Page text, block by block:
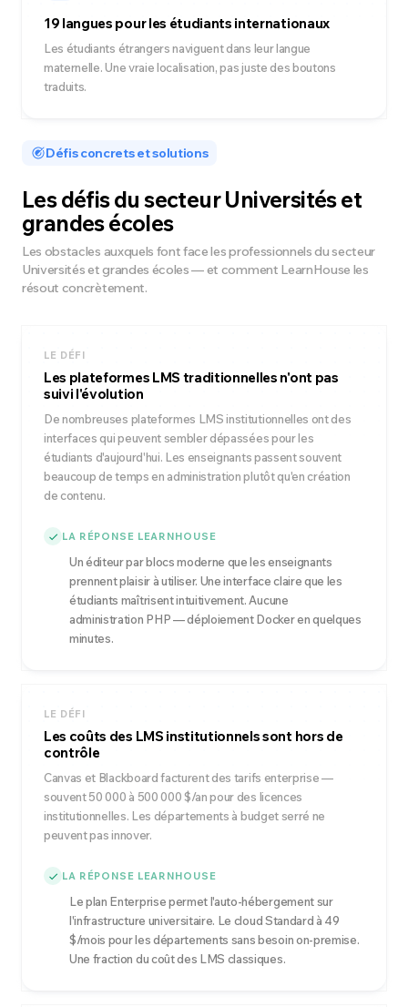
19 langues pour les étudiants internationaux
Les étudiants étrangers naviguent dans leur langue
maternelle. Une vraie localisation, pas juste des boutons
traduits.
Défis concrets et solutions
Les défis du secteur Universités et
grandes écoles
Les obstacles auxquels font face les professionnels du secteur
Universités et grandes écoles — et comment LearnHouse les
résout concrètement.
LE DÉFI
Les plateformes LMS traditionnelles n'ont pas
suivi l'évolution
De nombreuses plateformes LMS institutionnelles ont des
interfaces qui peuvent sembler dépassées pour les
étudiants d'aujourd'hui. Les enseignants passent souvent
beaucoup de temps en administration plutôt qu'en création
de contenu.
LA RÉPONSE LEARNHOUSE
Un éditeur par blocs moderne que les enseignants
prennent plaisir à utiliser. Une interface claire que les
étudiants maîtrisent intuitivement. Aucune
administration PHP — déploiement Docker en quelques
minutes.
LE DÉFI
Les coûts des LMS institutionnels sont hors de
contrôle
Canvas et Blackboard facturent des tarifs enterprise —
souvent 50 000 à 500 000 $/an pour des licences
institutionnelles. Les départements à budget serré ne
peuvent pas innover.
LA RÉPONSE LEARNHOUSE
Le plan Enterprise permet l'auto-hébergement sur
l'infrastructure universitaire. Le cloud Standard à 49
$/mois pour les départements sans besoin on-premise.
Une fraction du coût des LMS classiques.